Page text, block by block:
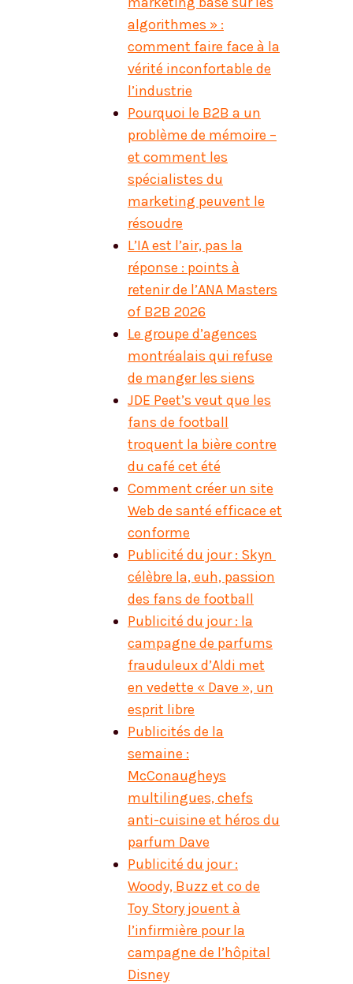
algorithmes » :
comment faire face à la
vérité inconfortable de
l’industrie
Pourquoi le B2B a un
problème de mémoire –
et comment les
spécialistes du
marketing peuvent le
résoudre
L’IA est l’air, pas la
réponse : points à
retenir de l’ANA Masters
of B2B 2026
Le groupe d’agences
montréalais qui refuse
de manger les siens
JDE Peet’s veut que les
fans de football
troquent la bière contre
du café cet été
Comment créer un site
Web de santé efficace et
conforme
Publicité du jour : Skyn ​​
célèbre la, euh, passion
des fans de football
Publicité du jour : la
campagne de parfums
frauduleux d’Aldi met
en vedette « Dave », un
esprit libre
Publicités de la
semaine :
McConaugheys
multilingues, chefs
anti-cuisine et héros du
parfum Dave
Publicité du jour :
Woody, Buzz et co de
Toy Story jouent à
l’infirmière pour la
campagne de l’hôpital
Disney